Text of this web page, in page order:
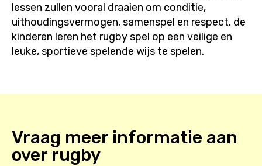
lessen zullen vooral draaien om conditie,
uithoudingsvermogen, samenspel en respect. de
kinderen leren het rugby spel op een veilige en
leuke, sportieve spelende wijs te spelen.
Vraag meer informatie aan
over rugby